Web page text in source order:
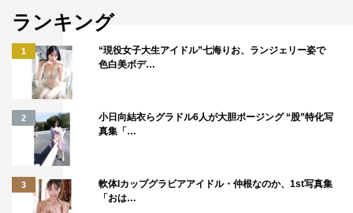
ランキング
1
“現役女子大生アイドル”七海りお、ランジェリー姿で
色白美ボデ…
2
小日向結衣らグラドル6人が大胆ポージング “股”特化写
真集「…
3
軟体Iカップグラビアアイドル・仲根なのか、1st写真集
「おは…